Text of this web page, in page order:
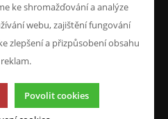
O FIRMĚ
O nás
Kontakty
ke shromažďování a analýze
webu, zajištění fungování
zlepšení a přizpůsobení obsahu
Povolit cookies